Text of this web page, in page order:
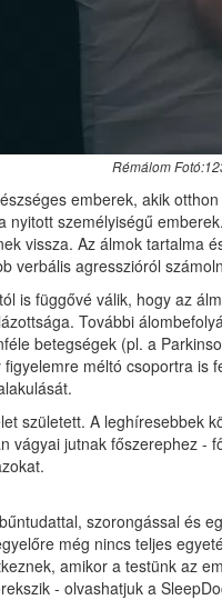
Rémálom
emberek, akik
nyitott személyiségű
vissza. Az álmok tartalma
verbális agresszióról
is függővé válik, hogy az
További
betegségek (pl. a
méltó csoportra is
született. A leghíresebbek
vágyai jutnak főszerephez -
szorongással és
még nincs teljes
amikor a testünk az
- olvashatjuk a